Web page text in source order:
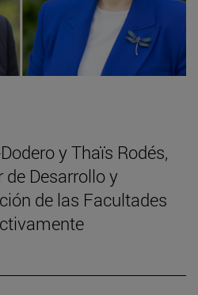
y Thaïs Rodés,
Desarrollo y
de las Facultades